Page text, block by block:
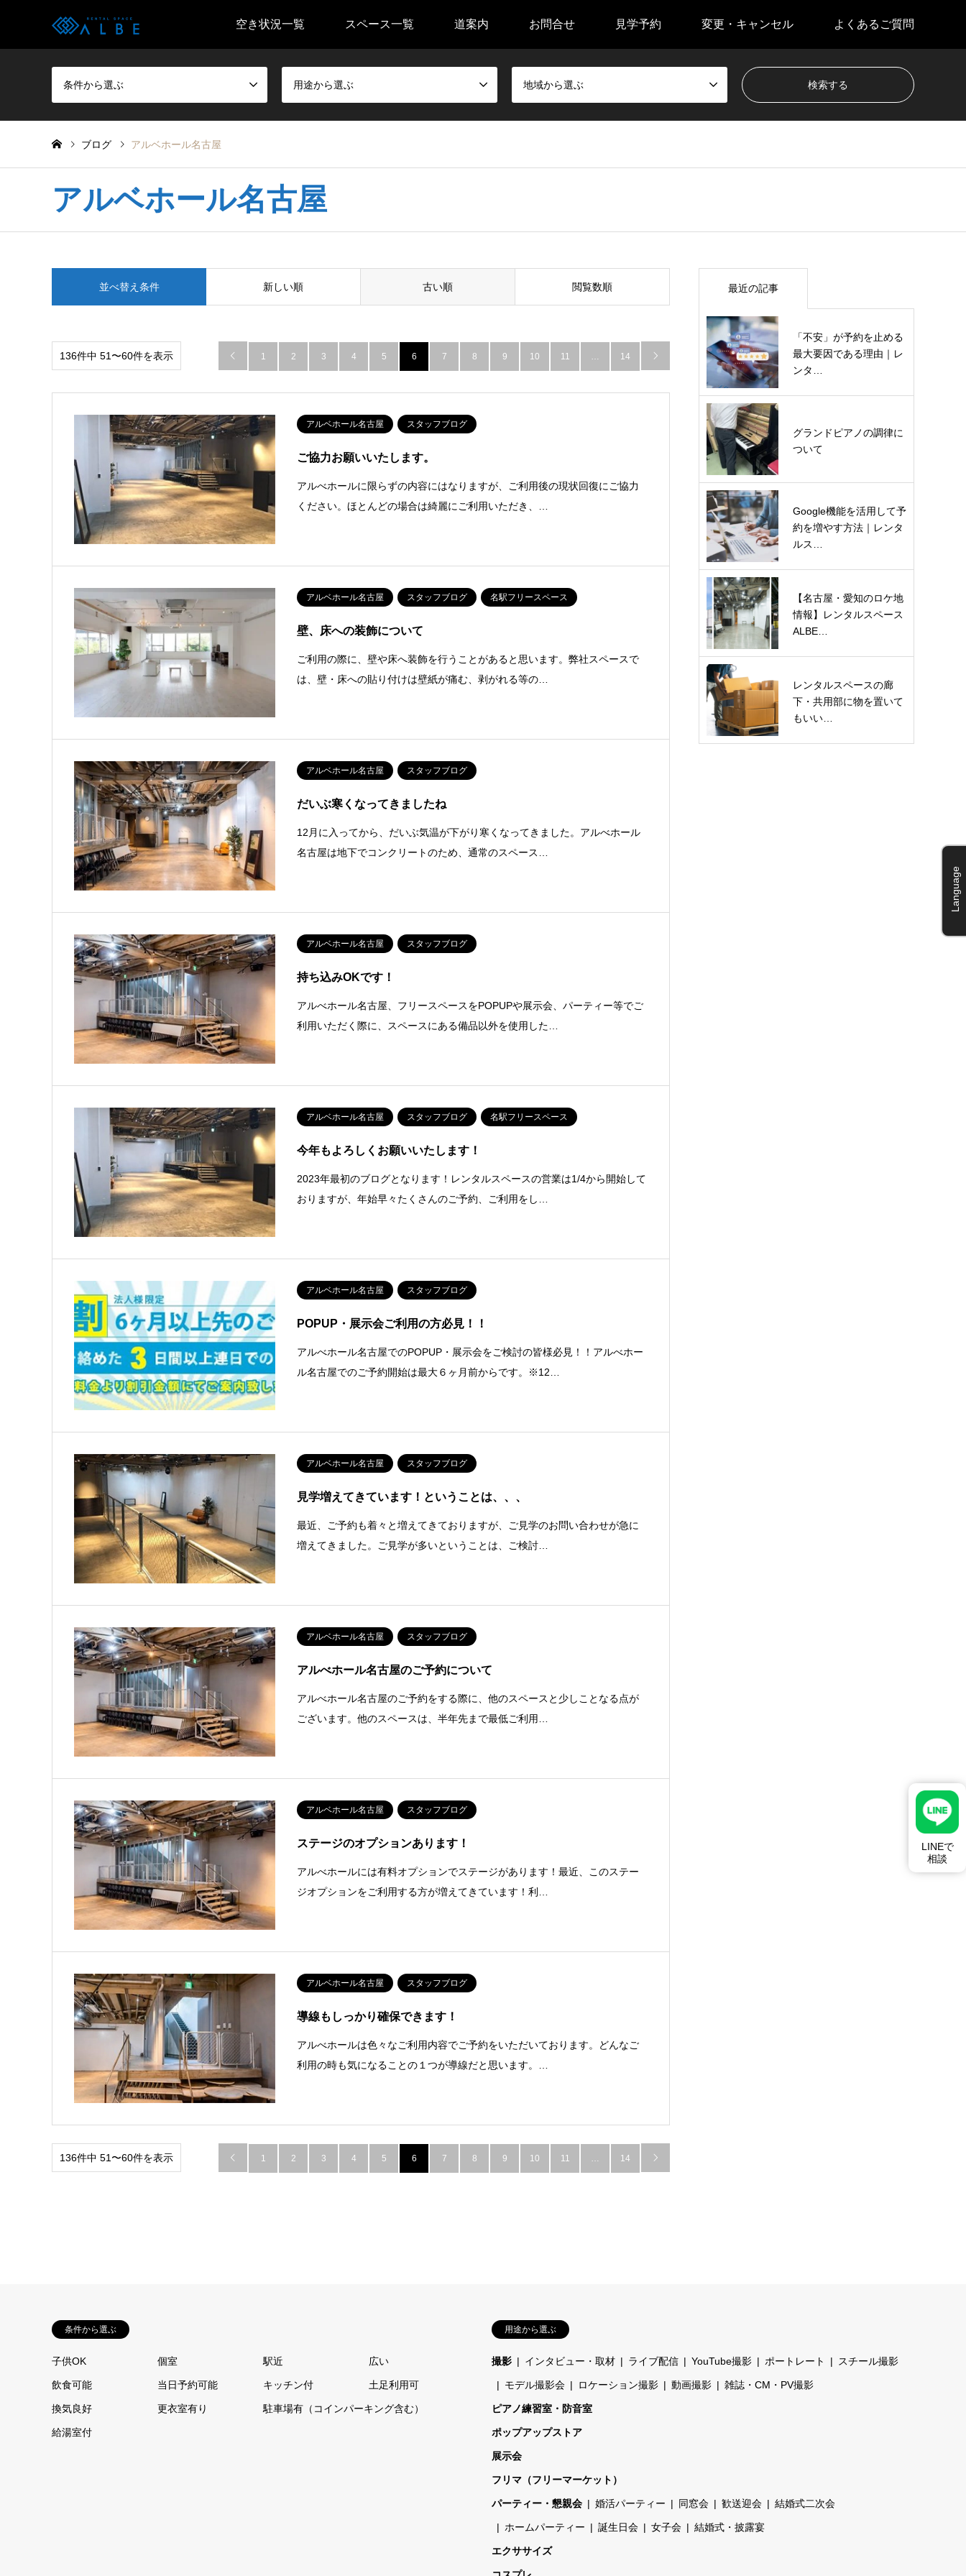
空き状況一覧 スペース一覧 道案内 お問合せ 見学予約 変更・キャンセル よくあるご質問
条件から選ぶ 用途から選ぶ 地域から選ぶ
ブログ アルベホール名古屋
アルベホール名古屋
並べ替え条件 新しい順 古い順 閲覧数順
136件中 51〜60件を表示  1 2 3 4 5 6 7 8 9 10 11 … 14 
アルベホール名古屋 スタッフブログ
ご協力お願いいたします。
アルべホールに限らずの内容にはなりますが、ご利用後の現状回復にご協力
ください。ほとんどの場合は綺麗にご利用いただき、…
アルベホール名古屋 スタッフブログ 名駅フリースペース
壁、床への装飾について
ご利用の際に、壁や床へ装飾を行うことがあると思います。弊社スペースで
は、壁・床への貼り付けは壁紙が痛む、剥がれる等の…
アルベホール名古屋 スタッフブログ
だいぶ寒くなってきましたね
12月に入ってから、だいぶ気温が下がり寒くなってきました。アルべホール
名古屋は地下でコンクリートのため、通常のスペース…
アルベホール名古屋 スタッフブログ
持ち込みOKです！
アルべホール名古屋、フリースペースをPOPUPや展示会、パーティー等でご
利用いただく際に、スペースにある備品以外を使用した…
アルベホール名古屋 スタッフブログ 名駅フリースペース
今年もよろしくお願いいたします！
2023年最初のブログとなります！レンタルスペースの営業は1/4から開始して
おりますが、年始早々たくさんのご予約、ご利用をし…
アルベホール名古屋 スタッフブログ
POPUP・展示会ご利用の方必見！！
アルべホール名古屋でのPOPUP・展示会をご検討の皆様必見！！アルべホー
ル名古屋でのご予約開始は最大６ヶ月前からです。※12…
アルベホール名古屋 スタッフブログ
見学増えてきています！ということは、、、
最近、ご予約も着々と増えてきておりますが、ご見学のお問い合わせが急に
増えてきました。ご見学が多いということは、ご検討…
アルベホール名古屋 スタッフブログ
アルべホール名古屋のご予約について
アルべホール名古屋のご予約をする際に、他のスペースと少しことなる点が
ございます。他のスペースは、半年先まで最低ご利用…
アルベホール名古屋 スタッフブログ
ステージのオプションあります！
アルべホールには有料オプションでステージがあります！最近、このステー
ジオプションをご利用する方が増えてきています！利…
アルベホール名古屋 スタッフブログ
導線もしっかり確保できます！
アルべホールは色々なご利用内容でご予約をいただいております。どんなご
利用の時も気になることの１つが導線だと思います。…
136件中 51〜60件を表示  1 2 3 4 5 6 7 8 9 10 11 … 14 
最近の記事
「不安」が予約を止める
最大要因である理由｜レ
ンタ…
グランドピアノの調律に
ついて
Google機能を活用して予
約を増やす方法｜レンタ
ルス…
【名古屋・愛知のロケ地
情報】レンタルスペース
ALBE…
レンタルスペースの廊
下・共用部に物を置いて
もいい…
LINEで
相談
条件から選ぶ
子供OK 個室 駅近 広い
飲食可能 当日予約可能 キッチン付 土足利用可
換気良好 更衣室有り 駐車場有（コインパーキング含む）
給湯室付
用途から選ぶ
撮影 インタビュー・取材 ライブ配信 YouTube撮影 ポートレート スチール撮影
モデル撮影会 ロケーション撮影 動画撮影 雑誌・CM・PV撮影
ピアノ練習室・防音室
ポップアップストア
展示会
フリマ（フリーマーケット）
パーティー・懇親会 婚活パーティー 同窓会 歓送迎会 結婚式二次会
ホームパーティー 誕生日会 女子会 結婚式・披露宴
エクササイズ
Language